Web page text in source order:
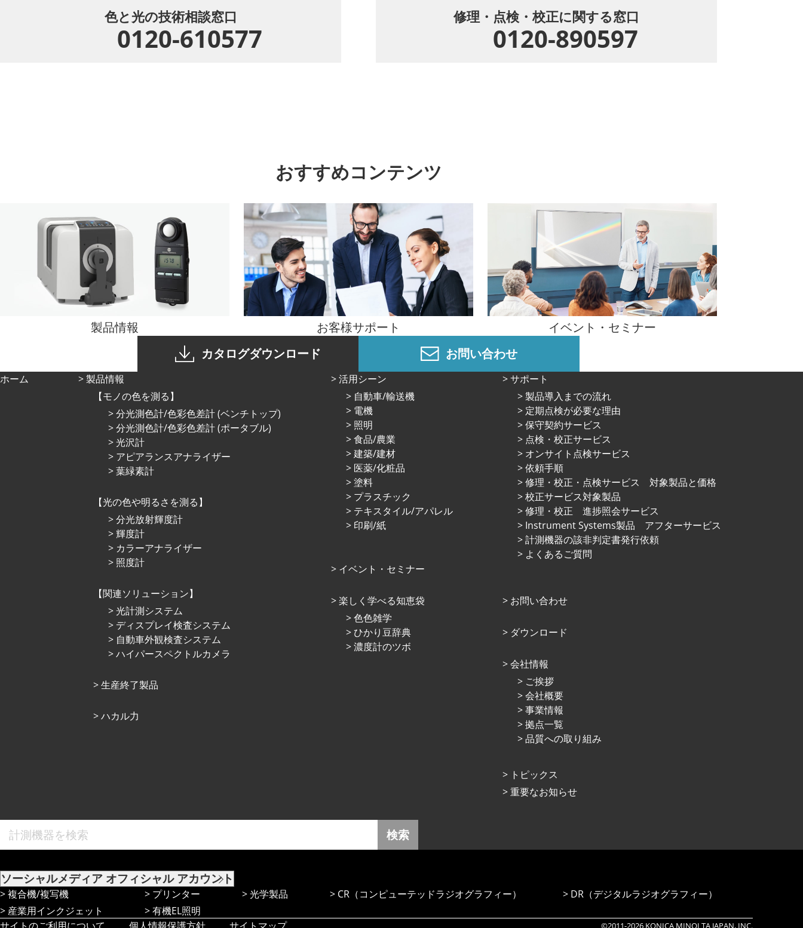
色と光の技術相談窓口
0120-610577
修理・点検・校正に関する窓口
0120-890597
おすすめコンテンツ
製品情報 お客様サポート イベント・ セミナー
カタログダウンロード
お問い合わせ
ホーム
製品情報
モノの色を測る
分光測色計/色彩色差計 (ベンチトップ)
分光測色計/色彩色差計 (ポータブル)
光沢計
アピアランスアナライザー
葉緑素計
光の⾊や明るさを測る
分光放射輝度計
輝度計
カラーアナライザー
照度計
関連ソリューション
光計測システム
ディスプレイ検査システム
自動車外観検査システム
ハイパースペクトルカメラ
⽣産終了製品
ハカル力
活⽤シーン
⾃動⾞/輸送機
電機
照明
⾷品/農業
建築/建材
医薬/化粧品
塗料
プラスチック
テキスタイル/アパレル
印刷/紙
イベント・セミナー
楽しく学べる知恵袋
⾊⾊雑学
ひかり⾖辞典
濃度計のツボ
サポート
製品導入までの流れ
定期点検が必要な理由
保守契約サービス
点検・校正サービス
オンサイト点検サービス
依頼手順
修理・校正・点検サービス 対象製品と価格
校正サービス対象製品
修理・校正 進捗照会サービス
Instrument Systems製品 アフターサービス
計測機器の該非判定書発行依頼
よくあるご質問
お問い合わせ
ダウンロード
会社情報
ご挨拶
会社概要
事業情報
拠点⼀覧
品質への取り組み
トピックス
重要なお知らせ
検索
ソーシャルメディア オフィシャル アカウント
複合機/複写機 プリンター 光学製品 CR（コンピューテッドラジオグラフィー）
DR（デジタルラジオグラフィー）
産業⽤インクジェット
有機EL照明
©2011-2026 KONICA MINOLTA JAPAN, INC.